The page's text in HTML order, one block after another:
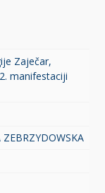
Zaječar,
manifestaciji